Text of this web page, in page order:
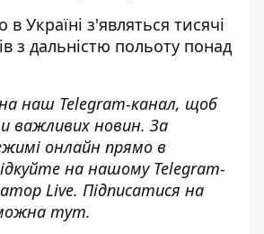
в Україні з'являться тисячі
з дальністю польоту понад
наш Telegram-канал, щоб
важливих новин. За
онлайн прямо в
на нашому Telegram-
Live. Підписатися на
тут.